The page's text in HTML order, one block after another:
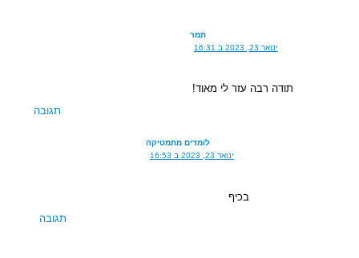
תמר
ינואר 23, 2023 ב 16:31
תודה רבה עזר לי מאוד!
תגובה
לומדים מתמטיקה
ינואר 23, 2023 ב 16:53
בכיף
תגובה